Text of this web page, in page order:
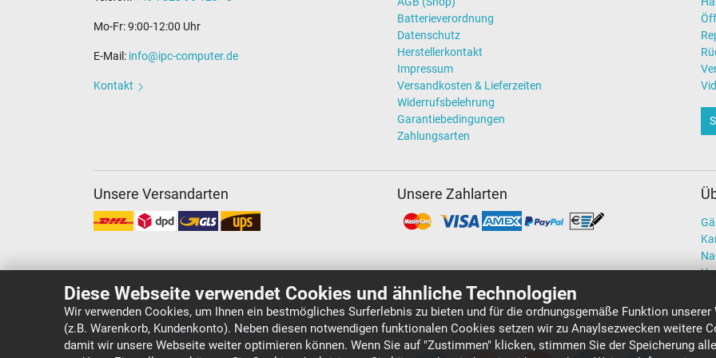
Diese Webseite verwendet Cookies und ähnliche Technologien
Wir verwenden Cookies, um Ihnen ein bestmögliches Surferlebnis zu bieten und für die ordnungsgemäße Funktion unserer
(z.B. Warenkorb, Kundenkonto). Neben diesen notwendigen funktionalen Cookies setzen wir zu Anaylsezwecken weitere
damit wir unsere Webseite weiter optimieren können. Wenn Sie auf "Zustimmen" klicken, stimmen Sie der Speicherung
Mo-Fr: 9:00-12:00 Uhr
E-Mail: info@ipc-computer.de
Kontakt
Batterieverordnung
Datenschutz
Herstellerkontakt
Impressum
Versandkosten & Lieferzeiten
Widerrufsbelehrung
Garantiebedingungen
Zahlungsarten
Unsere Versandarten Unsere Zahlarten
Copyright ©IPC-Computer Deutschland GmbH